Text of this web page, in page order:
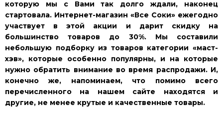
которую мы с Вами так долго ждали, наконец
стартовала. Интернет-магазин «Все Соки» ежегодно
участвует в этой акции и дарит скидку на
большинство товаров до 30%. Мы составили
небольшую подборку из товаров категории «маст-
хэв», которые особенно популярны, и на которые
нужно обратить внимание во время распродажи. И,
конечно же, напоминаем, что помимо всего
перечисленного на нашем сайте находятся и
другие, не менее крутые и качественные товары.